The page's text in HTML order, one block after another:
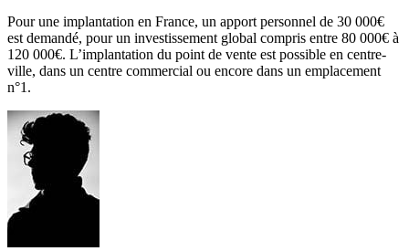
Pour une implantation en France, un apport personnel de 30 000€
est demandé, pour un investissement global compris entre 80 000€ à
120 000€. L’implantation du point de vente est possible en centre-
ville, dans un centre commercial ou encore dans un emplacement
n°1.